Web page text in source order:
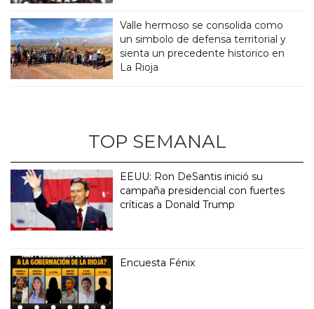
Valle hermoso se consolida como
un simbolo de defensa territorial y
sienta un precedente historico en
La Rioja
TOP SEMANAL
EEUU: Ron DeSantis inició su
campaña presidencial con fuertes
críticas a Donald Trump
Encuesta Fénix